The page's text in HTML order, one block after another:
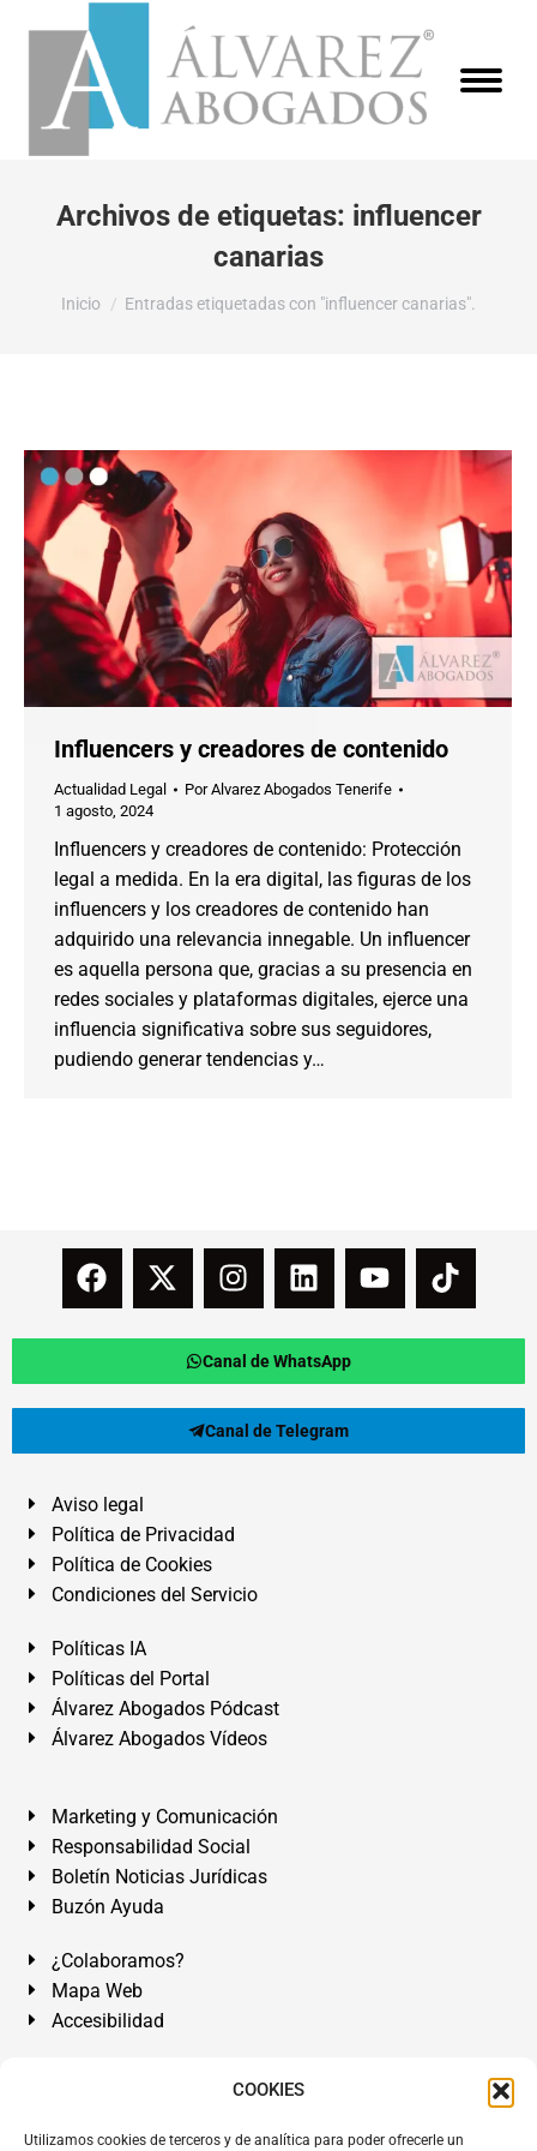
COOKIES
Utilizamos cookies de terceros y de analítica para poder ofrecerle un
Archivos de etiquetas: influencer
canarias
Estás aquí:
Inicio Entradas etiquetadas con "influencer canarias".
Influencers y creadores de contenido
Actualidad Legal PorAlvarez Abogados Tenerife
1 agosto, 2024
Influencers y creadores de contenido: Protección
legal a medida. En la era digital, las figuras de los
influencers y los creadores de contenido han
adquirido una relevancia innegable. Un influencer
es aquella persona que, gracias a su presencia en
redes sociales y plataformas digitales, ejerce una
influencia significativa sobre sus seguidores,
pudiendo generar tendencias y…
Canal de WhatsApp
Canal de Telegram
Aviso legal
Política de Privacidad
Política de Cookies
Condiciones del Servicio
Políticas IA
Políticas del Portal
Álvarez Abogados Pódcast
Álvarez Abogados Vídeos
Marketing y Comunicación
Responsabilidad Social
Boletín Noticias Jurídicas
Buzón Ayuda
¿Colaboramos?
Mapa Web
Accesibilidad
Álvarez Abogados Tenerife:Calle Teobaldo Power Nº 7,
de Tenerife. Islas Canarias.